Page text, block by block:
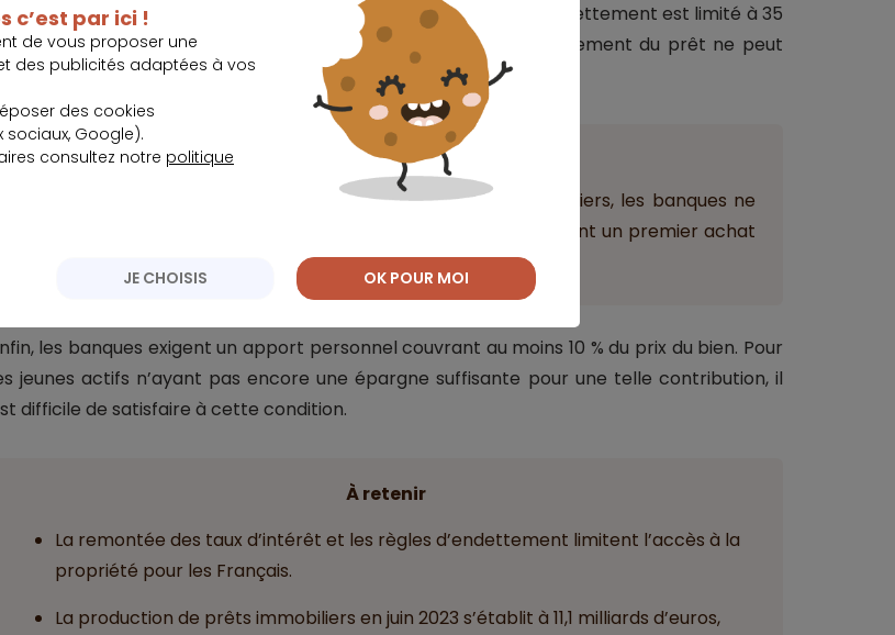
emprunteurs du marché.
Concrètement, le taux d’endettement est limité à 35
ce qui signifie que la part des revenus consacrée au remboursement du prêt ne peut
35 %.
Important
Même pour les ménages plus aisés ou les investisseurs immobiliers, les banques ne
dérogent à ces normes que dans des cas bien précis, notamment un premier achat
les banques exigent un apport personnel couvrant au moins 10 % du prix du bien. Pour
jeunes actifs n’ayant pas encore une épargne suffisante pour une telle contribution, il
difficile de satisfaire à cette condition.
À retenir
La remontée des taux d’intérêt et les règles d’endettement limitent l’accès à la
propriété pour les Français.
La production de prêts immobiliers en juin 2023 s’établit à 11,1 milliards d’euros,
c’est par ici !
de vous proposer une
des publicités adaptées à vos
des cookies
Google).
consultez notre politique
JE CHOISIS OK POUR MOI